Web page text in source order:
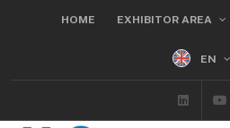
HOME EXHIBITOR AREA
EN